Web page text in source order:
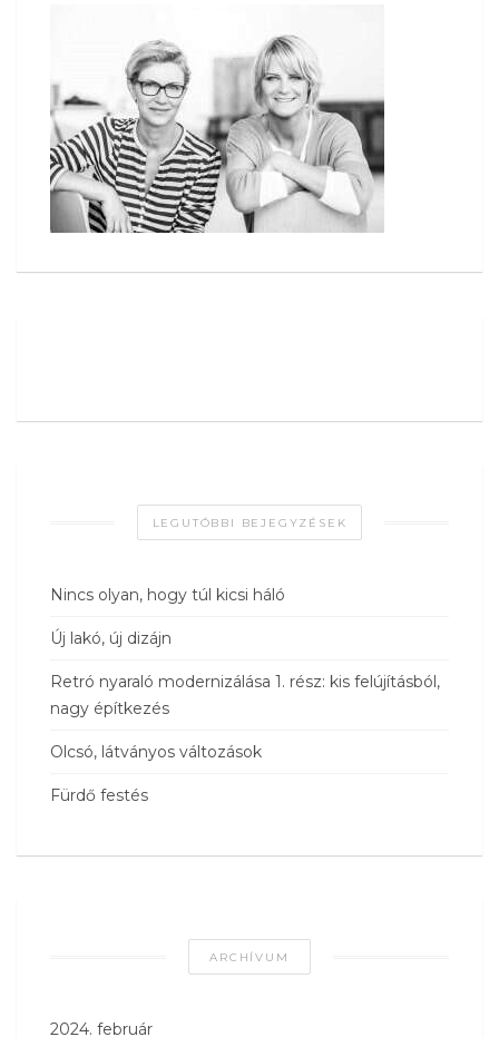
LEGUTÓBBI BEJEGYZÉSEK
Nincs olyan, hogy túl kicsi háló
Új lakó, új dizájn
Retró nyaraló modernizálása 1. rész: kis felújításból,
nagy építkezés
Olcsó, látványos változások
Fürdő festés
ARCHÍVUM
2024. február